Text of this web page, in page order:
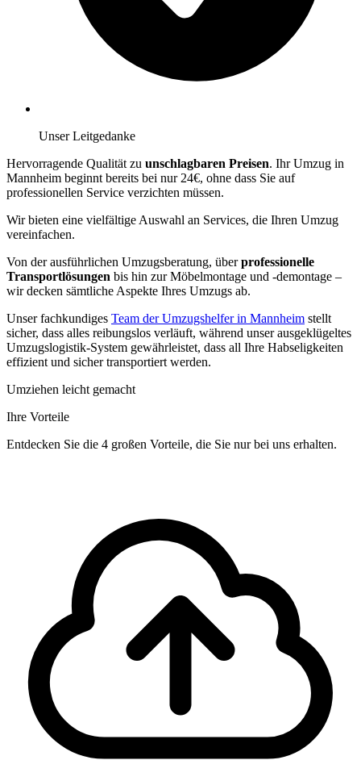
Unser Leitgedanke
Hervorragende Qualität zu unschlagbaren Preisen. Ihr Umzug in
Mannheim beginnt bereits bei nur 24€, ohne dass Sie auf
professionellen Service verzichten müssen.
Wir bieten eine vielfältige Auswahl an Services, die Ihren Umzug
vereinfachen.
Von der ausführlichen Umzugsberatung, überprofessionelle
Transportlösungen bis hin zur Möbelmontage und -demontage –
wir decken sämtliche Aspekte Ihres Umzugs ab.
Unser fachkundiges Team der Umzugshelfer in Mannheim stellt
sicher, dass alles reibungslos verläuft, während unser ausgeklügeltes
Umzugslogistik-System gewährleistet, dass all Ihre Habseligkeiten
effizient und sicher transportiert werden.
Umziehen leicht gemacht
Ihre Vorteile
Entdecken Sie die 4 großen Vorteile, die Sie nur bei uns erhalten.